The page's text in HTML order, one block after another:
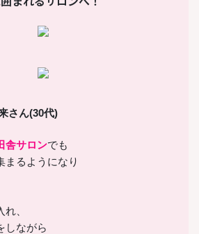
さん(30代)
舎サロンでも
まるようになり
れ、
しながら